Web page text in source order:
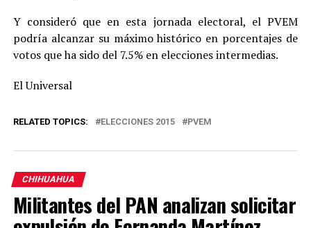
Y consideró que en esta jornada electoral, el PVEM
podría alcanzar su máximo histórico en porcentajes de
votos que ha sido del 7.5% en elecciones intermedias.
El Universal
RELATED TOPICS: ELECCIONES 2015 PVEM
CHIHUAHUA
Militantes del PAN analizan solicitar